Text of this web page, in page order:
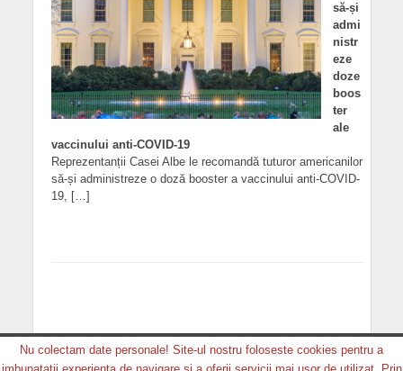
să-și
admi
nistr
eze
doze
boos
ter
ale
vaccinului anti-COVID-19
Reprezentanții Casei Albe le recomandă tuturor americanilor
să-și administreze o doză booster a vaccinului anti-COVID-
19, […]
Nu colectam date personale! Site-ul nostru foloseste cookies pentru a